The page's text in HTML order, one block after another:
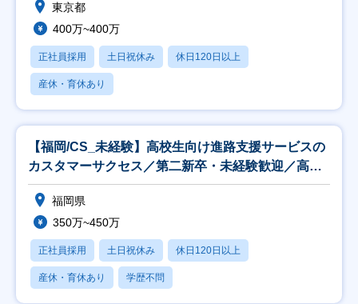
東京都
400万~400万
正社員採用 土日祝休み 休日120日以上
産休・育休あり
【福岡/CS_未経験】高校生向け進路支援サービスの
カスタマーサクセス／第二新卒・未経験歓迎／高卒
就活
福岡県
350万~450万
正社員採用 土日祝休み 休日120日以上
産休・育休あり 学歴不問